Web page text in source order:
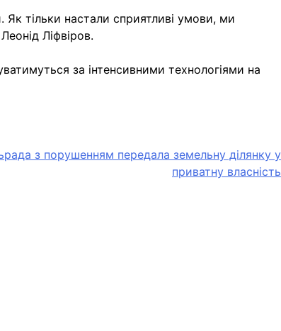
тільки настали сприятливі умови, ми
Ліфвіров.
за інтенсивними технологіями на
з порушенням передала земельну ділянку у
приватну власність